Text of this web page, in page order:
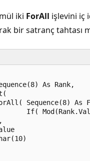
iki ForAll işlevini iç
bir satranç tahtası
As Rank,
Sequence(8) As
If(